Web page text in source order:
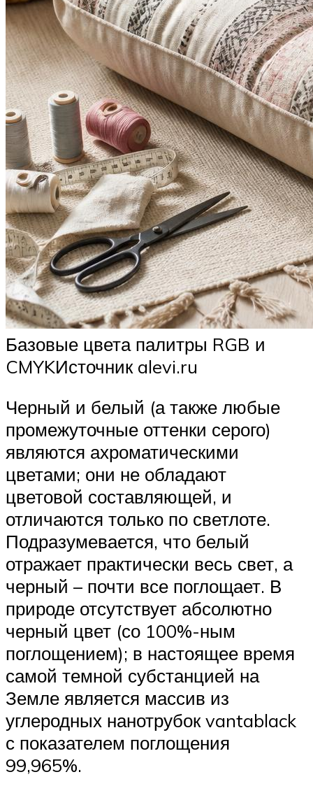
Базовые цвета палитры RGB и
CMYKИсточник alevi.ru
Черный и белый (а также любые
промежуточные оттенки серого)
являются ахроматическими
цветами; они не обладают
цветовой составляющей, и
отличаются только по светлоте.
Подразумевается, что белый
отражает практически весь свет, а
черный – почти все поглощает. В
природе отсутствует абсолютно
черный цвет (со 100%-ным
поглощением); в настоящее время
самой темной субстанцией на
Земле является массив из
углеродных нанотрубок vantablack
с показателем поглощения
99,965%.